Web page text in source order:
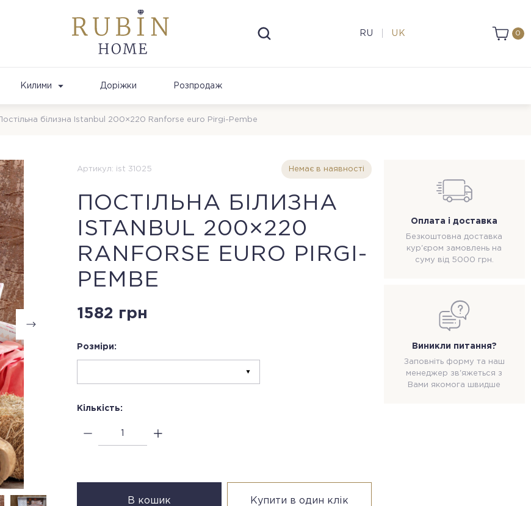
RU UK 0
Килими Доріжки Розпродаж
Постільна білизна Istanbul 200×220 Ranforse euro Pirgi-Pembe
Артикул: ist 31025 Немає в наявності
ПОСТІЛЬНА БІЛИЗНА
ISTANBUL 200×220
RANFORSE EURO PIRGI-
PEMBE
1582 грн
Розміри:
Кількість:
В кошик Купити в один клік
Оплата і доставка
Безкоштовна доставка
кур'єром замовлень на
суму від 5000 грн.
Виникли питання?
Заповніть форму та наш
менеджер зв'яжеться з
Вами якомога швидше